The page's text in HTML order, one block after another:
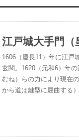
江戸城大手門（
1606（慶長11）年に江戸
玄関。1620（元和6）年
むね）らの力により現在
から道は鍵型に屈曲する